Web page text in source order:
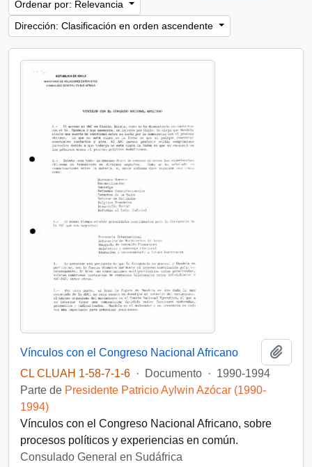
Ordenar por: Relevancia
Dirección: Clasificación en orden ascendente
Vínculos con el Congreso Nacional Africano
CL CLUAH 1-58-7-1-6 · Documento · 1990-1994
Parte de Presidente Patricio Aylwin Azócar (1990-
1994)
Vínculos con el Congreso Nacional Africano, sobre
procesos políticos y experiencias en común.
Consulado General en Sudáfrica